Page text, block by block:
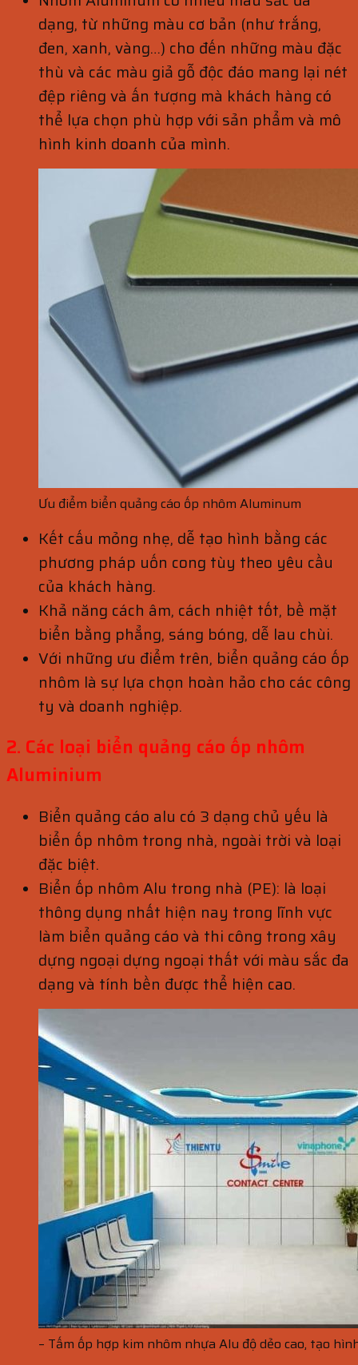
dạng, từ những màu cơ bản (như trắng,
đen, xanh, vàng…) cho đến những màu đặc
thù và các màu giả gỗ độc đáo mang lại nét
đệp riêng và ấn tượng mà khách hàng có
thể lựa chọn phù hợp với sản phẩm và mô
hình kinh doanh của mình.
Ưu điểm biển quảng cáo ốp nhôm Aluminum
Kết cấu mỏng nhẹ, dễ tạo hình bằng các
phương pháp uốn cong tùy theo yêu cầu
của khách hàng.
Khả năng cách âm, cách nhiệt tốt, bề mặt
biển bằng phẳng, sáng bóng, dễ lau chùi.
Với những ưu điểm trên, biển quảng cáo ốp
nhôm là sự lựa chọn hoàn hảo cho các công
ty và doanh nghiệp.
2. Các loại biển quảng cáo ốp nhôm
Aluminium
Biển quảng cáo alu có 3 dạng chủ yếu là
biển ốp nhôm trong nhà, ngoài trời và loại
đặc biệt.
Biển ốp nhôm Alu trong nhà (PE): là loại
thông dụng nhất hiện nay trong lĩnh vực
làm biển quảng cáo và thi công trong xây
dựng ngoại dựng ngoại thất với màu sắc đa
dạng và tính bền được thể hiện cao.
– Tấm ốp hợp kim nhôm nhựa Alu độ dẻo cao, tạo